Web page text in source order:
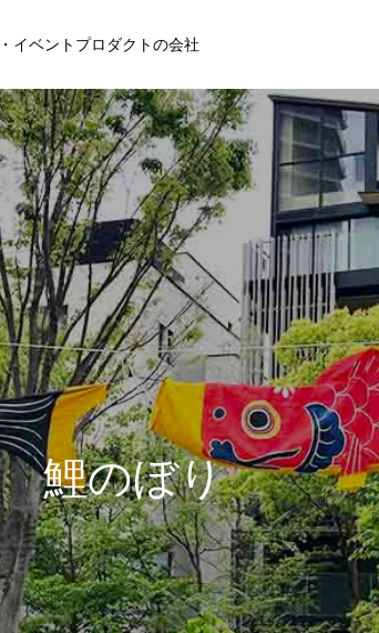
イベントプロダクトの会社
鯉のぼり